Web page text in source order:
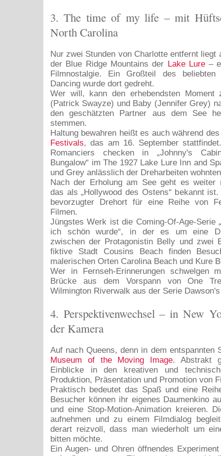
3. The time of my life – mit
North Carolina
Nur zwei Stunden von Charlotte entfernt liegt
der Blue Ridge Mountains der Lake Lure–
Filmnostalgie. Ein Großteil des
Dancing wurde dort gedreht.
Wer will, kann den erhebendsten Moment
(Patrick Swayze) und Baby (Jennifer Grey)
den geschätzten Partner aus dem See
stemmen.
Haltung bewahren heißt es auch während
Festivals, das am 16. September
Romanciers checken in „Johnny's
Bungalow“ im The 1927 Lake Lure Inn and
und Grey anlässlich der Dreharbeiten
Nach der Erholung am See geht es weiter
das als „Hollywood des Ostens“ bekannt
bevorzugter Drehort für eine Reihe von
Filmen.
Jüngstes Werk ist die Coming-Of-Age-Serie
ich schön wurde“, in der es um eine
zwischen der Protagonistin Belly und zwei
fiktive Stadt Cousins Beach finden
malerischen Orten Carolina Beach und Kure
Wer in Fernseh-Erinnerungen schwelgen
Brücke aus dem Vorspann von One
Wilmington Riverwalk aus der Serie
4. Perspektivenwechsel – in New
der Kamera
Auf nach Queens, denn in dem entspannten
Museum of the Moving Image. Abstrakt
Einblicke in den kreativen und
Produktion, Präsentation und Promotion von
Praktisch bedeutet das Spaß und eine
Besucher können ihr eigenes Daumenkino
und eine Stop-Motion-Animation kreieren.
aufnehmen und zu einem Filmdialog
derart reizvoll, dass man wiederholt um
bitten möchte.
Ein Augen- und Ohren öffnendes